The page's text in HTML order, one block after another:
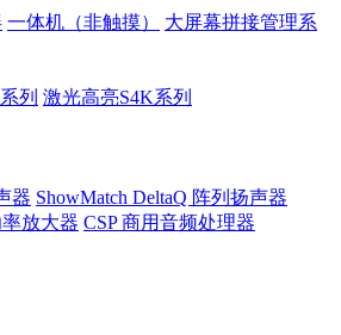
一体机（非触摸）
大屏幕拼接管理系
列 激光高亮S4K系列
器 ShowMatch DeltaQ 阵列扬声器
放大器 CSP 商用音频处理器